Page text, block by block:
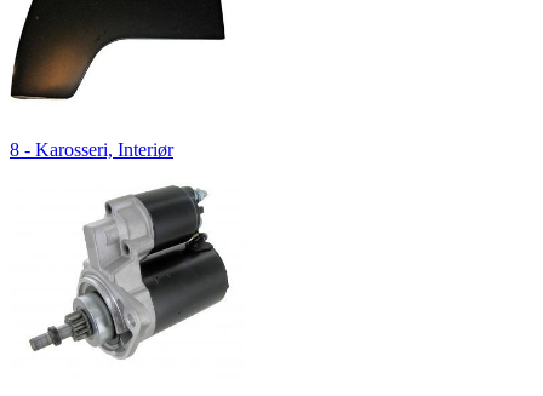
8 - Karosseri, Interiør